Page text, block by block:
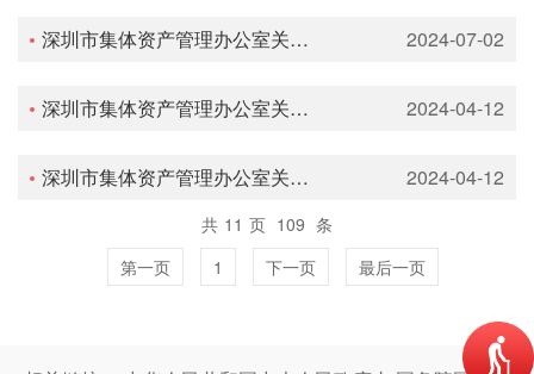
深圳市集体资产管理办公室关于印发《深圳市集体企业产权交易操作指引（试行）》的通知 2024-07-02
深圳市集体资产管理办公室关于印发《深圳市集体企业货物服务采购操作指引（试行）》的通知 2024-04-12
深圳市集体资产管理办公室关于印发《深圳市集体企业财产租赁操作指引（试行）》的通知 2024-04-12
共 11 页 109 条
第一页
1 下一页 最后一页